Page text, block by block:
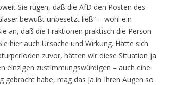
Sie rügen, daß die AfD den Posten des
bewußt unbesetzt ließ“ – wohl ein
an, daß die Fraktionen praktisch die Person
hier auch Ursache und Wirkung. Hätte sich
zuvor, hätten wir diese Situation ja
einzigen zustimmungswürdigen – auch eine
habe, mag das ja in Ihren Augen so